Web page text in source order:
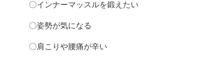
〇インナーマッスルを鍛えたい
〇姿勢が気になる
〇肩こりや腰痛が辛い